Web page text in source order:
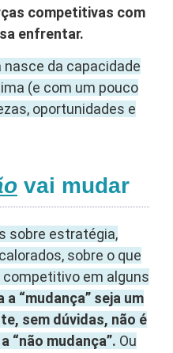
competitivas com
enfrentar.
da capacidade
(e com um pouco
oportunidades e
vai mudar
sobre estratégia,
sobre o que
competitivo em alguns
a “mudança” seja um
sem dúvidas, não é
“não mudança”. Ou